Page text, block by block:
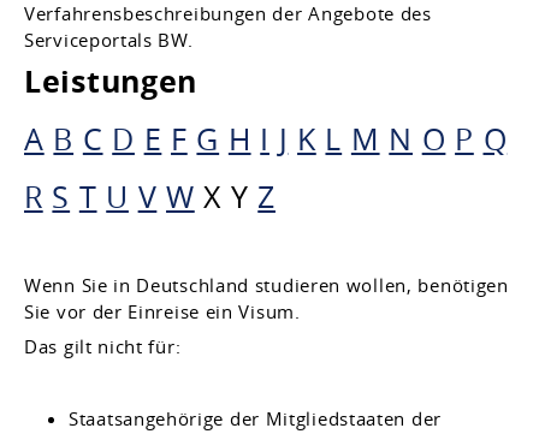
Verfahrensbeschreibungen der Angebote des
Serviceportals BW.
Leistungen
A B C D E F G H I J K L M N O P Q
R S T U V W X Y Z
Wenn Sie in Deutschland studieren wollen, benötigen
Sie vor der Einreise ein Visum.
Das gilt nicht für:
Staatsangehörige der Mitgliedstaaten der